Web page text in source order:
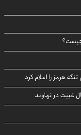
هرمز را اعلام کرد